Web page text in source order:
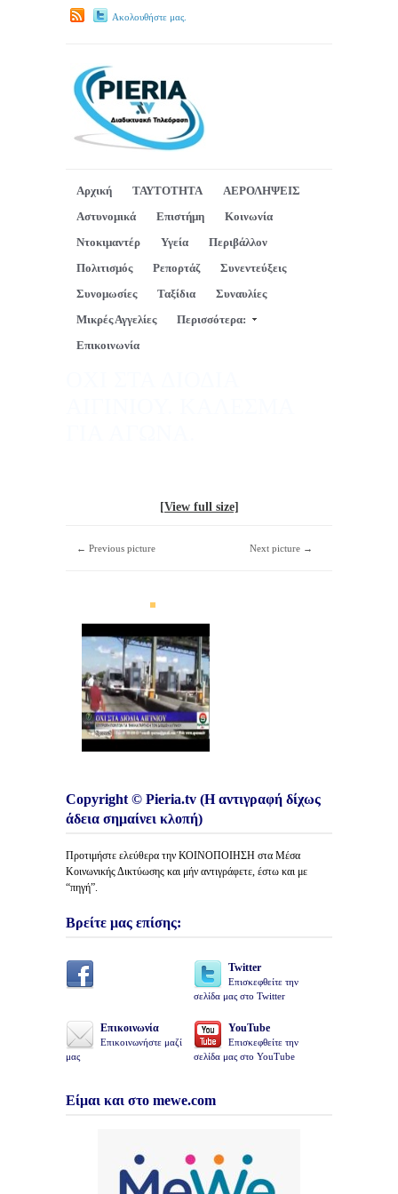
Ακολουθήστε μας.
Αρχική ΤΑΥΤΟΤΗΤΑ
ΑΕΡΟΛΗΨΕΙΣ
Αστυνομικά
Επιστήμη
Κοινωνία
Ντοκιμαντέρ
Υγεία
Περιβάλλον
Πολιτισμός
Ρεπορτάζ
Συνεντεύξεις
Συνομωσίες
Ταξίδια
Συναυλίες
Μικρές Αγγελίες
Περισσότερα:
Επικοινωνία
[View full size]
← Previous picture Next picture →
Copyright © Pieria.tv (Η αντιγραφή δίχως
άδεια σημαίνει κλοπή)
Προτιμήστε ελεύθερα την ΚΟΙΝΟΠΟΙΗΣΗ στα Μέσα
Κοινωνικής Δικτύωσης και μήν αντιγράφετε, έστω και με
“πηγή”.
Βρείτε μας επίσης:
Twitter
Επισκεφθείτε την
σελίδα μας στο Twitter
Επικοινωνία
Επικοινωνήστε μαζί
μας
YouTube
Επισκεφθείτε την
σελίδα μας στο YouTube
Είμαι και στο mewe.com